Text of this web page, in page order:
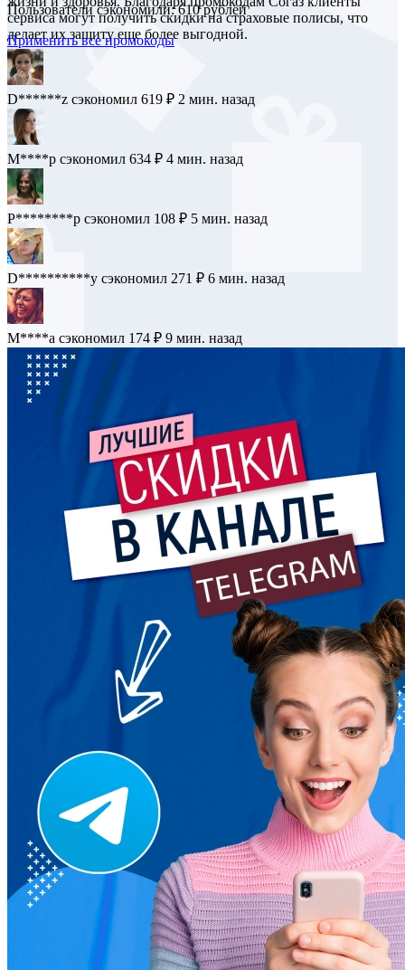
сервиса могут получить скидки на страховые полисы, что
делает их защиту еще более выгодной.
Пользователи сэкономили: 610 рублей
Применить все промокоды
S***d сэкономил 818 ₽ 1 мин. назад
D******z сэкономил 619 ₽ 2 мин. назад
M****p сэкономил 634 ₽ 4 мин. назад
P********p сэкономил 108 ₽ 5 мин. назад
D**********y сэкономил 271 ₽ 6 мин. назад